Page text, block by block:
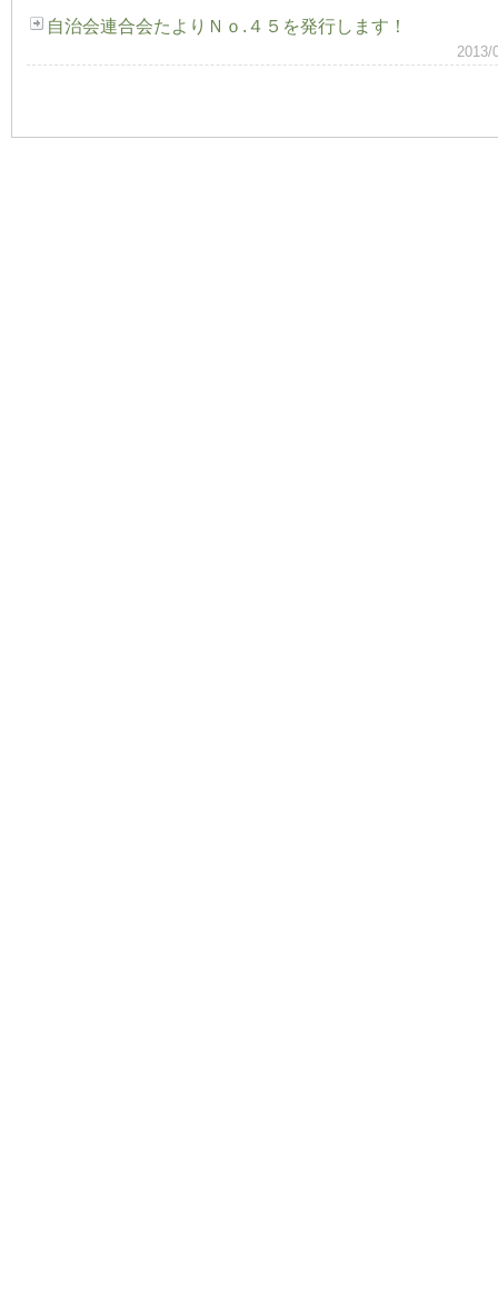
自治会連合会たよりＮｏ.４５を発行します！
2013/